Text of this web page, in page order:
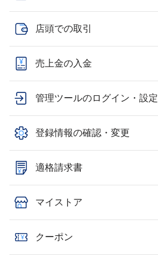
店頭での取引
売上金の入金
管理ツールのログイン・設定
登録情報の確認・変更
適格請求書
マイストア
クーポン